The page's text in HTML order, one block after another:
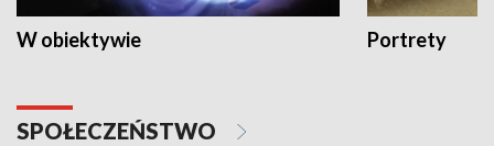
W obiektywie Portrety
SPOŁECZEŃSTWO